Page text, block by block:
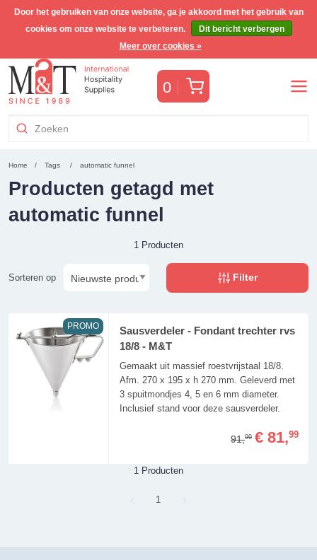
Gratis Benelux verzending voor orders >€255(incl. BTW)
0 Winkelwagen
Home Tags automatic funnel
Producten getagd met
automatic funnel
1 Producten
Sorteren op Filter
PROMO
Sausverdeler - Fondant trechter rvs
18/8 - M&T
Gemaakt uit massief roestvrijstaal 18/8.
Afm. 270 x 195 x h 270 mm. Geleverd met
3 spuitmondjes 4, 5 en 6 mm diameter.
Inclusief stand voor deze sausverdeler.
91,99 € 81,99
1 Producten
Page
1
Door het gebruiken van onze website, ga je akkoord met het gebruik van
cookies om onze website te verbeteren.
Dit bericht verbergen
Meer over cookies »